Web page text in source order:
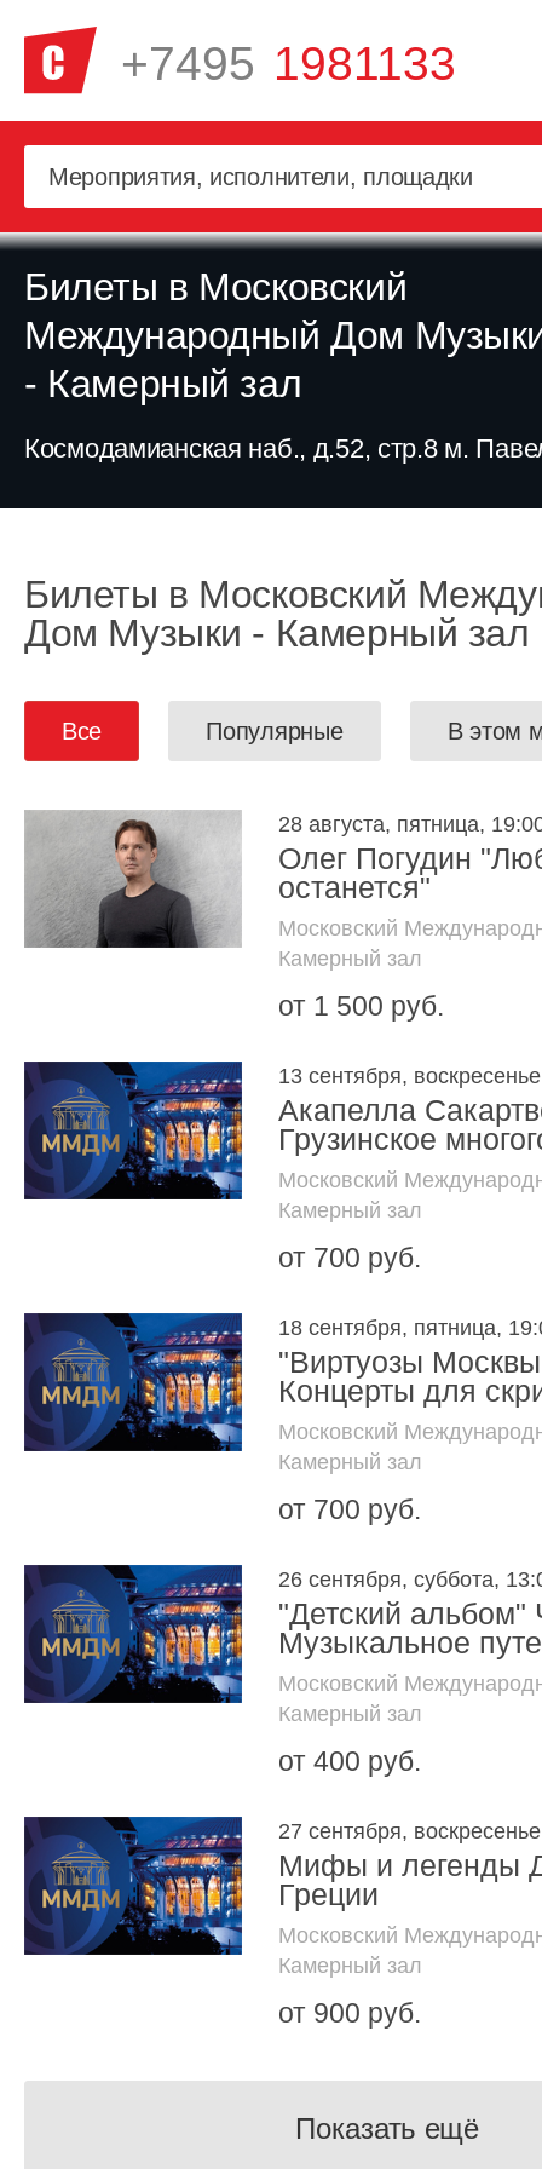
+7495 1981133
Билеты в Московский
Международный Дом
- Камерный зал
Космодамианская наб., д.52, стр.8 м.
Билеты в Московский
Дом Музыки - Камерный зал
Все Популярные В этом
28 августа, пятница,
Олег Погудин
останется"
Московский
Камерный зал
от 1 500 руб.
13 сентября,
Акапелла
Грузинское
Московский
Камерный зал
от 700 руб.
18 сентября, пятница,
"Виртуозы
Концерты для
Московский
Камерный зал
от 700 руб.
26 сентября, суббота,
"Детский альбом"
Музыкальное
Московский
Камерный зал
от 400 руб.
27 сентября,
Мифы и легенды
Греции
Московский
Камерный зал
от 900 руб.
Показать ещё